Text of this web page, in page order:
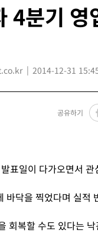
4분기 영
2014-12-31
공유하기
표일이 다가오면서
바닥을 찍었다며 실적
회복할 수도 있다는